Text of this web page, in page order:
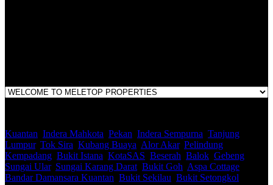
Kuantan Indera Mahkota Pekan Indera Sempurna Tanjung
Lumpur, Tok Sira Kubang Buaya Alor Akar, Pelindung
Kempadang Bukit Istana KotaSAS Beserah Balok Gebeng
Sungai Ular, Sungai Karang Darat Bukit Goh Aspa Cottage
Bandar Damansara Kuantan Bukit Sekilau Bukit Setongkol